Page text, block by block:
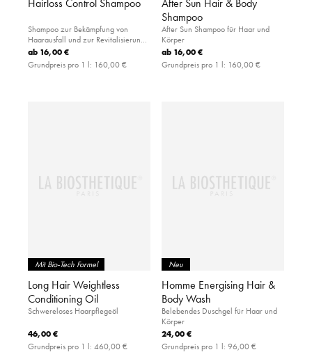
Shampoo zur Bekämpfung von
Haarausfall und zur Revitalisierung
der Haarwurzeln
ab 16,00 €
Grundpreis pro 1 l: 160,00 €
Shampoo
After Sun Shampoo für Haar und
Körper
ab 16,00 €
Grundpreis pro 1 l: 160,00 €
Mit Bio-Tech Formel
Long Hair Weightless
Conditioning Oil
Schwereloses Haarpflegeöl
46,00 €
Grundpreis pro 1 l: 460,00 €
Neu
Homme Energising Hair &
Body Wash
Belebendes Duschgel für Haar und
Körper
24,00 €
Grundpreis pro 1 l: 96,00 €